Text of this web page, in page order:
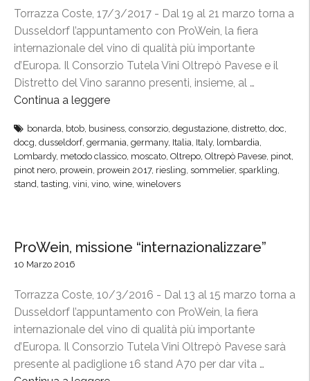
C
s
i
o
a
i
a
i
n
t
e
Torrazza Coste, 17/3/2017 - Dal 19 al 21 marzo torna a
Dusseldorf l’appuntamento con ProWein, la fiera
internazionale del vino di qualità più importante
d’Europa. Il Consorzio Tutela Vini Oltrepò Pavese e il
Distretto del Vino saranno presenti, insieme, al …
Continua a leggere
l
t
r
e
a
e
s
e
a
P
bonarda, btob, business, consorzio, degustazione, distretto, doc,
docg, dusseldorf, germania, germany, Italia, Italy, lombardia,
Lombardy, metodo classico, moscato, Oltrepo, Oltrepò Pavese, pinot,
pinot nero, prowein, prowein 2017, riesling, sommelier, sparkling,
stand, tasting, vini, vino, wine, winelovers
ProWein, missione “internazionalizzare”
10 Marzo 2016
Torrazza Coste, 10/3/2016 - Dal 13 al 15 marzo torna a
Dusseldorf l’appuntamento con ProWein, la fiera
internazionale del vino di qualità più importante
d’Europa. Il Consorzio Tutela Vini Oltrepò Pavese sarà
presente al padiglione 16 stand A70 per dar vita …